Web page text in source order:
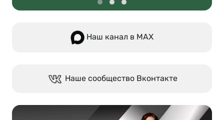
Наш канал в МАХ
Наше сообщество Вконтакте